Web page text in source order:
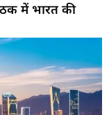
में भारत की